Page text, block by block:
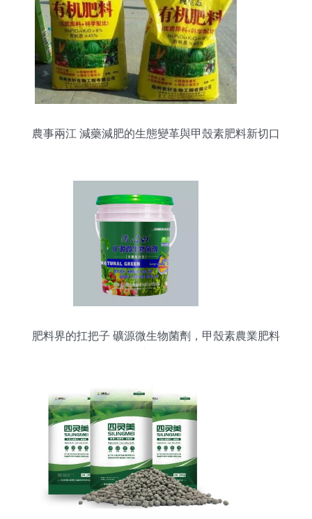
農事兩江 減藥減肥的生態變革與甲殼素肥料新切口
肥料界的扛把子 礦源微生物菌劑，甲殼素農業肥料